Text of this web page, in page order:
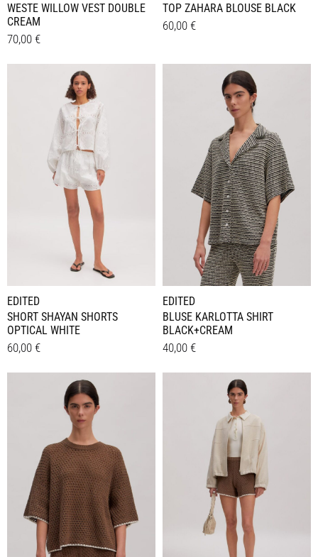
WESTE WILLOW VEST DOUBLE
CREAM
70,00 €
Details
Produkt
mehrere
Varianten
auf.
Die
Optionen
können
Produktseite
gewählt
TOP ZAHARA BLOUSE BLACK
60,00 €
Produkt
mehrere
Varianten
Optionen
können
auf
der
Produktseite
gewählt
werden
EDITED
SHORT SHAYAN SHORTS
OPTICAL WHITE
60,00 €
DetailsDieses
Produkt
mehrere
Varianten
auf.
Die
Optionen
können
auf
der
EDITED
BLUSE KARLOTTA SHIRT
BLACK+CREAM
40,00 €
DetailsDieses
Produkt
mehrere
Varianten
auf.
Optionen
können
auf
der